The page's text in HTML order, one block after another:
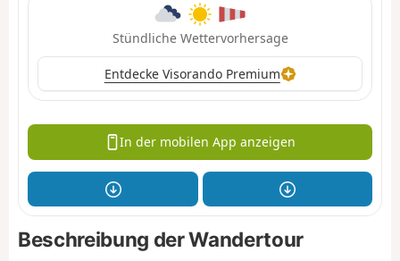
Stündliche Wettervorhersage
Entdecke Visorando Premium
In der mobilen App anzeigen
Beschreibung der Wandertour